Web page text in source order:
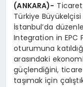
(ANKARA)- Ticaret
Türkiye
İstanbul’da
Integration in EPC
oturumuna
arasındaki
güçlendiğini,
taşımak için